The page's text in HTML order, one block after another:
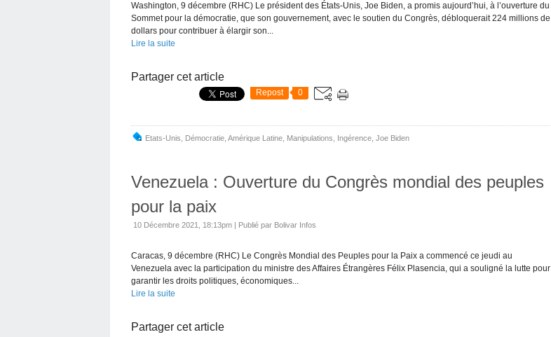
Washington, 9 décembre (RHC) Le président des États-Unis, Joe Biden, a promis aujourd’hui, à l’ouverture du
Sommet pour la démocratie, que son gouvernement, avec le soutien du Congrès, débloquerait 224 millions de
dollars pour contribuer à élargir son...
Lire la suite
Partager cet article
Repost 0
Etats-Unis Démocratie Amérique Latine Manipulations Ingérence Joe Biden
Venezuela : Ouverture du Congrès mondial des peuples
pour la paix
10 Décembre 2021, 18:13pm | Publié par Bolivar Infos
Caracas, 9 décembre (RHC) Le Congrès Mondial des Peuples pour la Paix a commencé ce jeudi au
Venezuela avec la participation du ministre des Affaires Étrangères Félix Plasencia, qui a souligné la lutte pour
garantir les droits politiques, économiques...
Lire la suite
Partager cet article